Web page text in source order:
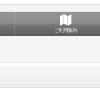
ご利用案内